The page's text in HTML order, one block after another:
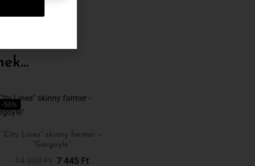
-50%
Opciók Választása
“City Lines” skinny farmer –
“Gargoyle”
7 445 Ft